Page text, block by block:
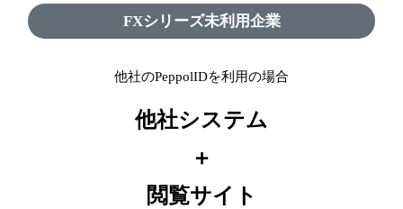
FXシリーズ未利用企業
他社のPeppolIDを利用の場合
他社システム
＋
閲覧サイト